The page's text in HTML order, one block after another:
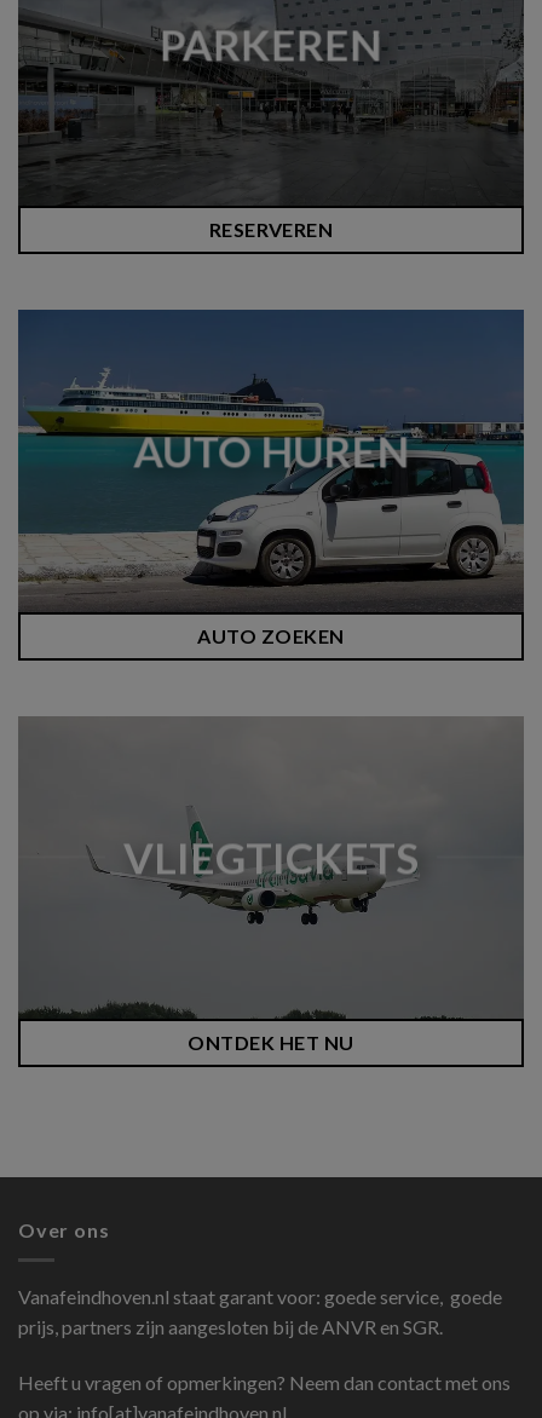
PARKEREN
RESERVEREN
AUTO HUREN
AUTO ZOEKEN
VLIEGTICKETS
ONTDEK HET NU
Over ons
Vanafeindhoven.nl staat garant voor: goede service, goede
prijs, partners zijn aangesloten bij de ANVR en SGR.
Heeft u vragen of opmerkingen? Neem dan contact met ons
op via: info[at]vanafeindhoven.nl.